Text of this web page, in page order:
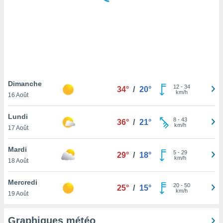
notre
que
et que
Dimanche
16 Août
34° / 20° 12- 34
km/h
Lundi
17 Août
36° / 21° 8- 43
km/h
Mardi
18 Août
29° / 18° 5- 29
km/h
Mercredi
19 Août
25° / 15° 20- 50
km/h
Graphiques météo